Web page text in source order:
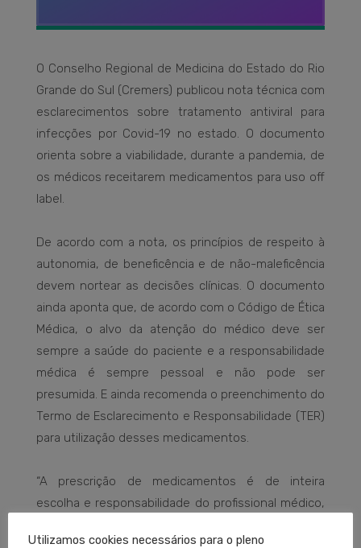
O Conselho Regional de Medicina do Estado do Rio
Grande do Sul (Cremers) publicou nota técnica com
esclarecimentos sobre tratamento antiviral para
infecções por Covid-19 no estado. O documento
orienta sobre a viabilidade, durante a pandemia, de
os médicos receitarem medicamentos para uso off
label.
De acordo com a nota, os princípios de respeito à
autonomia, de beneficência e de não-maleficência
devem nortear as decisões clínicas. O documento
ainda aponta que, de acordo com o Código de Ética
Médica, o alvo da atenção do médico deve ser
sempre a saúde do paciente e a responsabilidade
médica é sempre pessoal e não pode ser
presumida. E ainda recomenda o preenchimento do
Termo de Esclarecimento e Responsabilidade (TER)
para utilização desses medicamentos.
“A prescrição de medicamentos é de inteira
escolha e responsabilidade do profissional médico,
Utilizamos cookies necessários para o pleno